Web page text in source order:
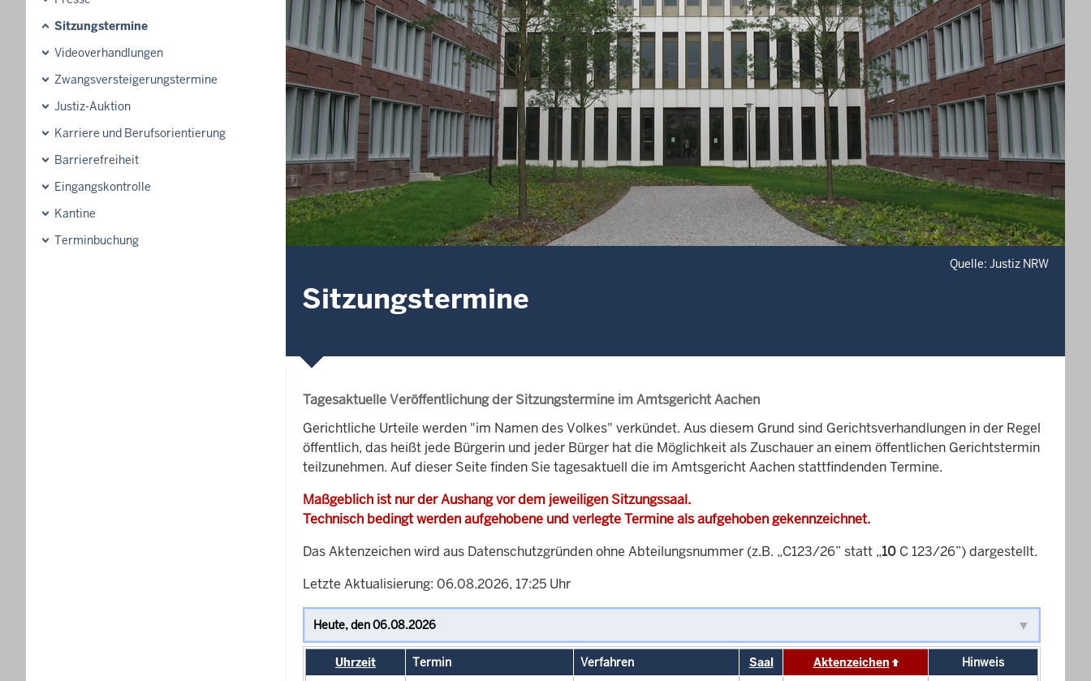
Sitzungstermine
Videoverhandlungen
Zwangsversteigerungs­termine
Justiz-Auktion
Karriere und Berufsorientierung
Barrierefreiheit
Eingangskontrolle
Kantine
Terminbuchung
Quelle: Justiz NRW
Sitzungstermine
Tagesaktuelle Veröffentlichung der Sitzungstermine im Amtsgericht Aachen
Gerichtliche Urteile werden "im Namen des Volkes" verkündet. Aus diesem Grund sind Gerichtsverhandlungen in der Regel
öffentlich, das heißt jede Bürgerin und jeder Bürger hat die Möglichkeit als Zuschauer an einem öffentlichen Gerichtstermin
teilzunehmen. Auf dieser Seite finden Sie tagesaktuell die im Amtsgericht Aachen stattfindenden Termine.
Maßgeblich ist nur der Aushang vor dem jeweiligen Sitzungssaal.
Technisch bedingt werden aufgehobene und verlegte Termine als aufgehoben gekennzeichnet.
Das Aktenzeichen wird aus Datenschutzgründen ohne Abteilungsnummer (z.B. „C123/26” statt „10 C 123/26”) dargestellt.
Letzte Aktualisierung: 06.08.2026, 17:25 Uhr
Uhrzeit Termin Verfahren Saal Aktenzeichen
Hinweis